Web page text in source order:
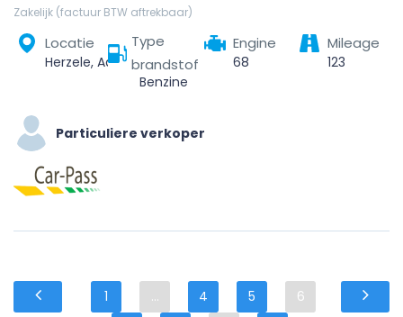
Zakelijk (factuur BTW aftrekbaar)
Locatie
Herzele, Aalst, Oost-Vlaanderen, Vlaanderen, België
Type
brandstof
Benzine
Engine
68
Mileage
123
Particuliere verkoper
1 ... 4 5
6